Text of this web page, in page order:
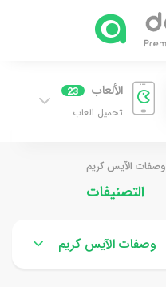
الألعاب 23
تحميل العاب
وصفات الآيس كريم
التصنيفات
وصفات الآيس كريم